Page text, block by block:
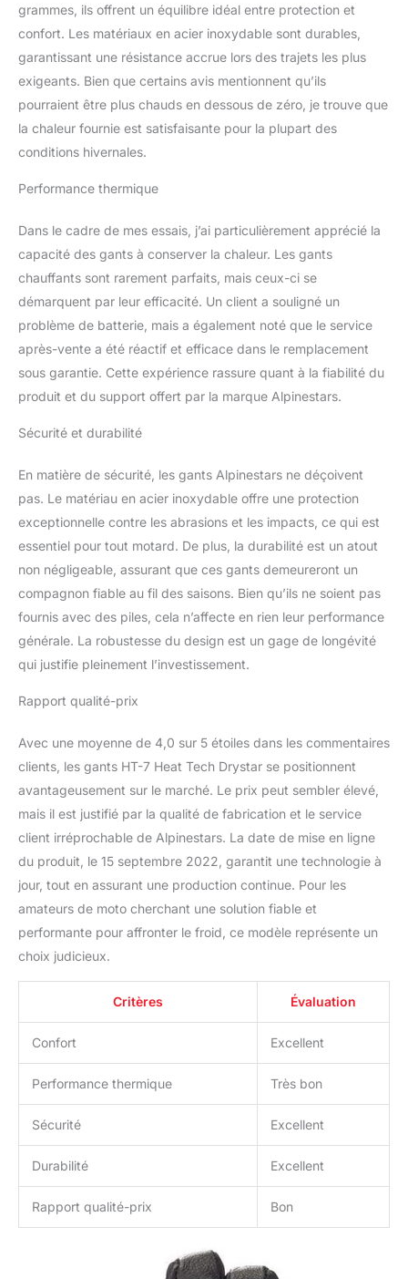
ajustement optimaux.
Panneaux de paume et
de revers en cuir de
chèvre (pas de main
arrière complète) pour
une résistance à
l’abrasion et une
pour une alimentation
fiable et durable du
système Alpinestars
Heat Tech - avec
contrôleur électronique
pour une longue durée
de vie et de sécurité. Le
HT-7 dispose également
d’une activation
dans et hors du gant.
performance Alpinestars
100% imperméable et
respirante Drystars pour
une protection efficace
contre tous les temps et
une conception de
matériau réduite offrant
une sensibilité supérieure
aux commandes du vélo.
revers et toute la
d’isolation Primaloft à
l’arrière pour plus de
chaleur et une rétention
thermique efficace.
grammes, ils offrent un équilibre idéal entre protection et
confort. Les matériaux en acier inoxydable sont durables,
garantissant une résistance accrue lors des trajets les plus
exigeants. Bien que certains avis mentionnent qu’ils
pourraient être plus chauds en dessous de zéro, je trouve que
la chaleur fournie est satisfaisante pour la plupart des
conditions hivernales.
Performance thermique
Dans le cadre de mes essais, j’ai particulièrement apprécié la
capacité des gants à conserver la chaleur. Les gants
chauffants sont rarement parfaits, mais ceux-ci se
démarquent par leur efficacité. Un client a souligné un
problème de batterie, mais a également noté que le service
après-vente a été réactif et efficace dans le remplacement
sous garantie. Cette expérience rassure quant à la fiabilité du
produit et du support offert par la marque Alpinestars.
Sécurité et durabilité
En matière de sécurité, les gants Alpinestars ne déçoivent
pas. Le matériau en acier inoxydable offre une protection
exceptionnelle contre les abrasions et les impacts, ce qui est
essentiel pour tout motard. De plus, la durabilité est un atout
non négligeable, assurant que ces gants demeureront un
compagnon fiable au fil des saisons. Bien qu’ils ne soient pas
fournis avec des piles, cela n’affecte en rien leur performance
générale. La robustesse du design est un gage de longévité
qui justifie pleinement l’investissement.
Rapport qualité-prix
Avec une moyenne de 4,0 sur 5 étoiles dans les commentaires
clients, les gants HT-7 Heat Tech Drystar se positionnent
avantageusement sur le marché. Le prix peut sembler élevé,
mais il est justifié par la qualité de fabrication et le service
client irréprochable de Alpinestars. La date de mise en ligne
du produit, le 15 septembre 2022, garantit une technologie à
jour, tout en assurant une production continue. Pour les
amateurs de moto cherchant une solution fiable et
performante pour affronter le froid, ce modèle représente un
choix judicieux.
Critères Évaluation
Confort Excellent
Performance thermique Très bon
Sécurité Excellent
Durabilité Excellent
Rapport qualité-prix Bon